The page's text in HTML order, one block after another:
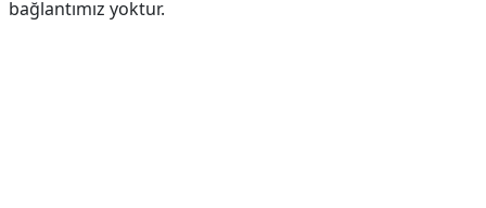
bağlantımız yoktur.